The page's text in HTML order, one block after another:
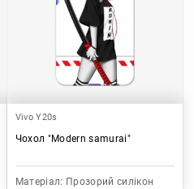
Vivo Y20s
Чохол "Modern samurai"
Матеріал: Прозорий силікон